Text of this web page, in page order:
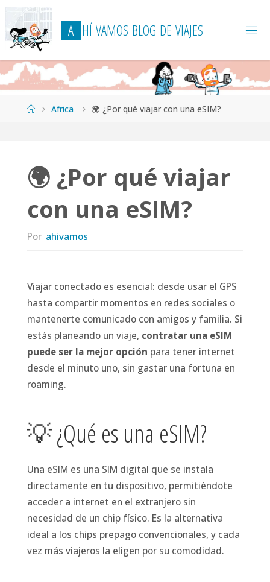
Saltar
contenido
A HÍVAMOS BLOG DE VIAJES
PáginaAfrica 🌍 ¿Por qué viajar con una eSIM?
🌍 ¿Por qué viajar
con una eSIM?
Por ahivamos
Viajar conectado es esencial: desde usar el GPS
hasta compartir momentos en redes sociales o
mantenerte comunicado con amigos y familia. Si
estás planeando un viaje, contratar una eSIM
puede ser la mejor opción para tener internet
desde el minuto uno, sin gastar una fortuna en
roaming.
💡 ¿Qué es una eSIM?
Una eSIM es una SIM digital que se instala
directamente en tu dispositivo, permitiéndote
acceder a internet en el extranjero sin
necesidad de un chip físico. Es la alternativa
ideal a los chips prepago convencionales, y cada
vez más viajeros la eligen por su comodidad.